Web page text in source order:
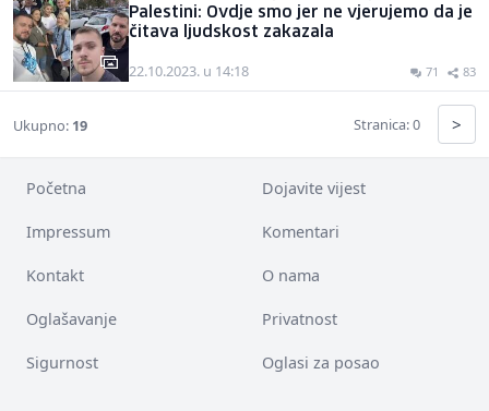
Palestini: Ovdje smo jer ne vjerujemo da je
čitava ljudskost zakazala
22.10.2023. u 14:18 71 83
Ukupno: 19 Stranica: 0 >
Početna Dojavite vijest
Impressum Komentari
Kontakt O nama
Oglašavanje Privatnost
Sigurnost Oglasi za posao